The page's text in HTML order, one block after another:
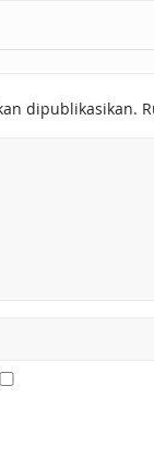
dipublikasikan.